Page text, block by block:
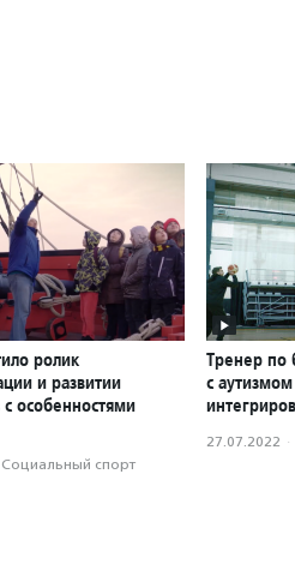
ролик
и развитии
особенностями
Социальный спорт
Тренер по
с
27.07.2022 ·